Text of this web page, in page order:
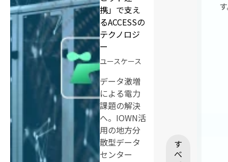
携」で支え
るACCESSの
テクノロジ
ー
ユースケース
データ激増
による電力
課題の解決
へ。IOWN活
用の地方分
散型データ
センター
す
べ